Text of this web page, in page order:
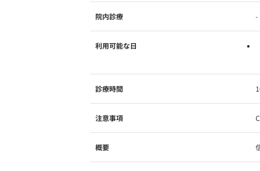
院内診療 -
利用可能な日
診療時間
注意事項
概要